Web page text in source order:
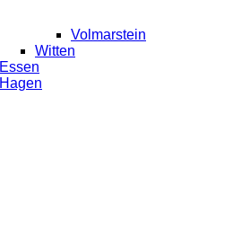
Volmarstein
Witten
Essen
Hagen